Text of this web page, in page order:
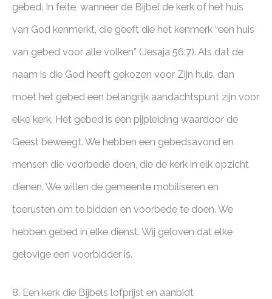
gebed. In feite, wanneer de Bijbel de kerk of het huis
van God kenmerkt, die geeft die het kenmerk “een huis
van gebed voor alle volken” (Jesaja 56:7). Als dat de
naam is die God heeft gekozen voor Zijn huis, dan
moet het gebed een belangrijk aandachtspunt zijn voor
elke kerk. Het gebed is een pijpleiding waardoor de
Geest beweegt. We hebben een gebedsavond en
mensen die voorbede doen, die de kerk in elk opzicht
dienen. We willen de gemeente mobiliseren en
toerusten om te bidden en voorbede te doen. We
hebben gebed in elke dienst. Wij geloven dat elke
gelovige een voorbidder is.
8. Een kerk die Bijbels lofprijst en aanbidt